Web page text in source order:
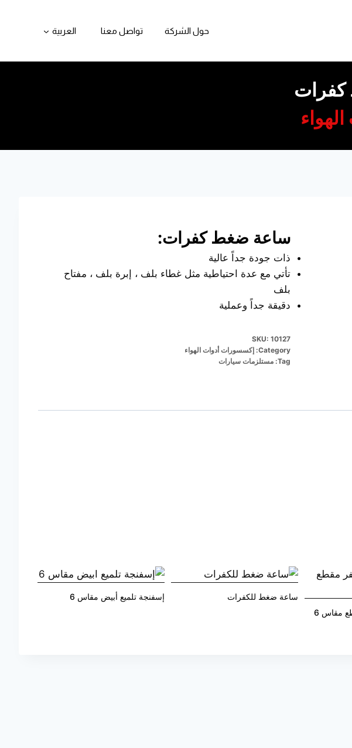
حول الشركة تواصل معنا العربية
ساعة ضغط كفرات:
ذات جودة جداً عالية
تأتي مع عدة احتياطية مثل غطاء بلف ، إبرة بلف ، مفتاح
بلف
دقيقة جداً وعملية
SKU:10127
Category: إكسسورات أدوات الهواء
Tag: مستلزمات سيارات
مقاس 6
ساعة ضغط للكفرات إسفنجة تلميع أبيض مقاس 6